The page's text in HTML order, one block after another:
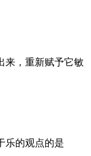
来，重新赋予它敏
乐的观点的是